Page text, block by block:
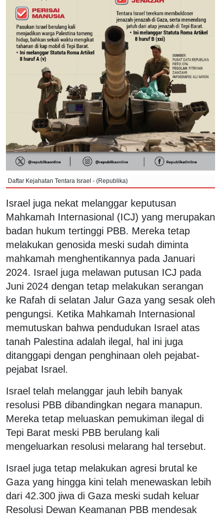
Daftar Kejahatan Tentara Israel - (Republika)
Israel juga nekat melanggar keputusan
Mahkamah Internasional (ICJ) yang merupakan
badan hukum tertinggi PBB. Mereka tetap
melakukan genosida meski sudah diminta
mahkamah menghentikannya pada Januari
2024. Israel juga melawan putusan ICJ pada
Juni 2024 dengan tetap melakukan serangan
ke Rafah di selatan Jalur Gaza yang sesak oleh
pengungsi. Ketika Mahkamah Internasional
memutuskan bahwa pendudukan Israel atas
tanah Palestina adalah ilegal, hal ini juga
ditanggapi dengan penghinaan oleh pejabat-
pejabat Israel.
Israel telah melanggar jauh lebih banyak
resolusi PBB dibandingkan negara manapun.
Mereka tetap meluaskan pemukiman ilegal di
Tepi Barat meski PBB berulang kali
mengeluarkan resolusi melarang hal tersebut.
Israel juga tetap melakukan agresi brutal ke
Gaza yang hingga kini telah menewaskan lebih
dari 42.300 jiwa di Gaza meski sudah keluar
Resolusi Dewan Keamanan PBB mendesak